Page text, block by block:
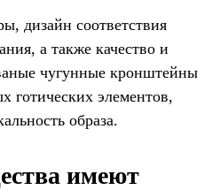
дизайн соответствия
а также качество и
чугунные кронштейны
готических элементов,
образа.
имеют